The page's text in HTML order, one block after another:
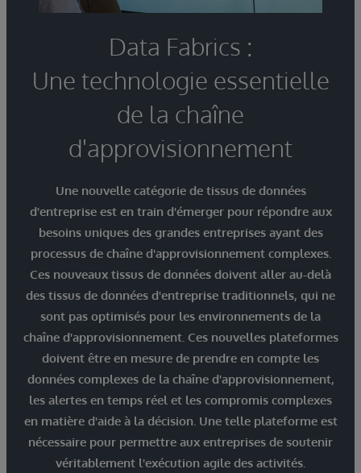
Data Fabrics :
Une technologie essentielle
de la chaîne
d'approvisionnement
Une nouvelle catégorie de tissus de données
d'entreprise est en train d'émerger pour répondre aux
besoins uniques des grandes entreprises ayant des
processus de chaîne d'approvisionnement complexes.
Ces nouveaux tissus de données doivent aller au-delà
des tissus de données d'entreprise traditionnels, qui ne
sont pas optimisés pour les environnements de la
chaîne d'approvisionnement. Ces nouvelles plateformes
doivent être en mesure de prendre en compte les
données complexes de la chaîne d'approvisionnement,
les alertes en temps réel et les compromis complexes
en matière d'aide à la décision. Une telle plateforme est
nécessaire pour permettre aux entreprises de soutenir
véritablement l'exécution agile des activités.